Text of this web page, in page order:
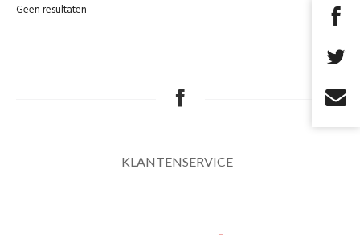
Geen resultaten
KLANTENSERVICE